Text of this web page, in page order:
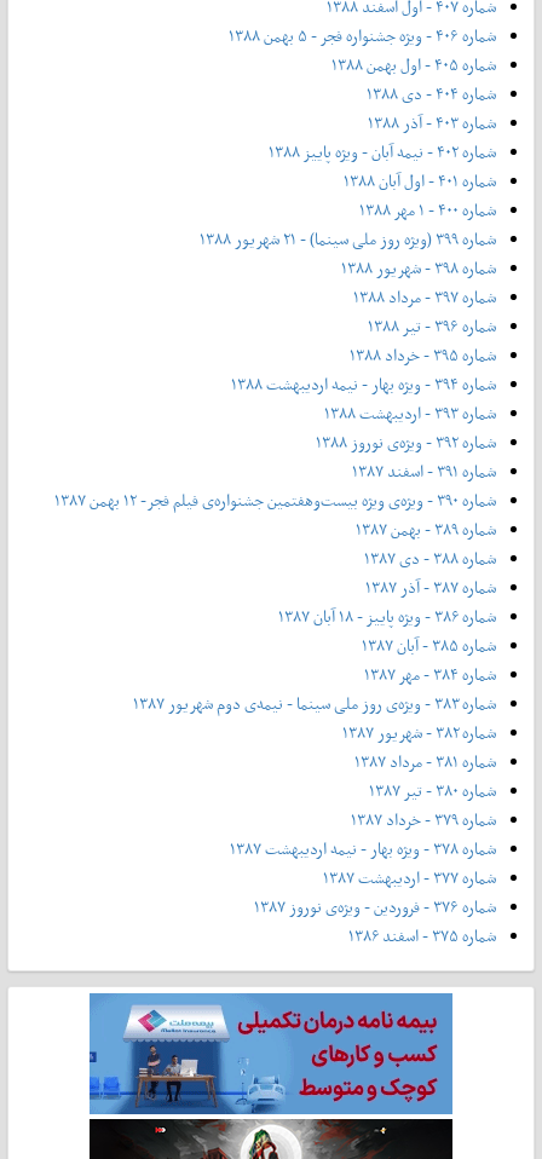
شماره ۴۰۷ - اول اسفند ۱۳۸۸
شماره ۴۰۶ - ویژه جشنواره فجر - ۵ بهمن ۱۳۸۸
شماره ۴۰۵ - اول بهمن ۱۳۸۸
شماره ۴۰۴ - دی ۱۳۸۸
شماره ۴۰۳ - آذر ۱۳۸۸
شماره ۴۰۲ - نیمه آبان - ویژه پاییز ۱۳۸۸
شماره ۴۰۱ - اول آبان ۱۳۸۸
شماره ۴۰۰ - ۱ مهر ۱۳۸۸
شماره ۳۹۹ (ویژه روز ملی سینما) - ۲۱ شهریور ۱۳۸۸
شماره ۳۹۸ - شهریور ۱۳۸۸
شماره ۳۹۷ - مرداد ۱۳۸۸
شماره ۳۹۶ - تیر ۱۳۸۸
شماره ۳۹۵ - خرداد ۱۳۸۸
شماره ۳۹۴ - ویژه بهار - نیمه‌ اردیبهشت ۱۳۸۸
شماره ۳۹۳ - اردیبهشت ۱۳۸۸
شماره ۳۹۲ - ویژه‌ی نوروز ۱۳۸۸
شماره ۳۹۱ - اسفند ۱۳۸۷
شماره ۳۹۰ - ویژه‌ی ویژه بیست‌و‌هفتمین جشنواره‌ی فیلم فجر- ۱۲ بهمن ۱۳۸۷
شماره ۳۸۹ - بهمن ۱۳۸۷
شماره ۳۸۸ - دی ۱۳۸۷
شماره ۳۸۷ - آذر ۱۳۸۷
شماره ۳۸۶ - ویژه پاییز - ۱۸ آبان ۱۳۸۷
شماره ۳۸۵ - آبان ۱۳۸۷
شماره ۳۸۴ - مهر ۱۳۸۷
شماره ۳۸۳ - ویژه‌ی روز ملی سینما - نیمه‌ی دوم شهریور ۱۳۸۷
شماره ۳۸۲ - شهریور ۱۳۸۷
شماره ۳۸۱ - مرداد ۱۳۸۷
شماره ۳۸۰ - تیر ۱۳۸۷
شماره ۳۷۹ - خرداد ۱۳۸۷
شماره ۳۷۸ - ویژه بهار - نیمه‌ اردیبهشت ۱۳۸۷
شماره ۳۷۷ - اردیبهشت ۱۳۸۷
شماره ۳۷۶ - فروردین - ویژه‌ی نوروز ۱۳۸۷
شماره ۳۷۵ - اسفند ۱۳۸۶